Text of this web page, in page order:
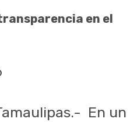
en el
En un